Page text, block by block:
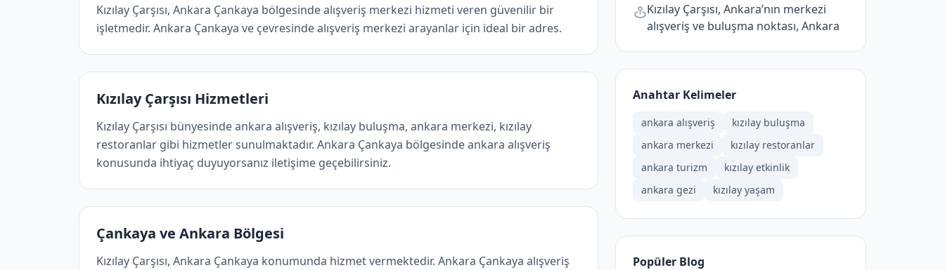
Kızılay Çarşısı, Ankara Çankaya bölgesinde alışveriş merkezi hizmeti veren güvenilir bir
işletmedir. Ankara Çankaya ve çevresinde alışveriş merkezi arayanlar için ideal bir adres.
Kızılay Çarşısı Hizmetleri
Kızılay Çarşısı bünyesinde ankara alışveriş, kızılay buluşma, ankara merkezi, kızılay
restoranlar gibi hizmetler sunulmaktadır. Ankara Çankaya bölgesinde ankara alışveriş
konusunda ihtiyaç duyuyorsanız iletişime geçebilirsiniz.
Çankaya ve Ankara Bölgesi
Kızılay Çarşısı, Ankara Çankaya konumunda hizmet vermektedir. Ankara Çankaya alışveriş
Kızılay Çarşısı, Ankara’nın merkezi
alışveriş ve buluşma noktası, Ankara
Anahtar Kelimeler
ankara alışveriş
kızılay buluşma
ankara merkezi
kızılay restoranlar
ankara turizm
kızılay etkinlik
ankara gezi
kızılay yaşam
Popüler Blog